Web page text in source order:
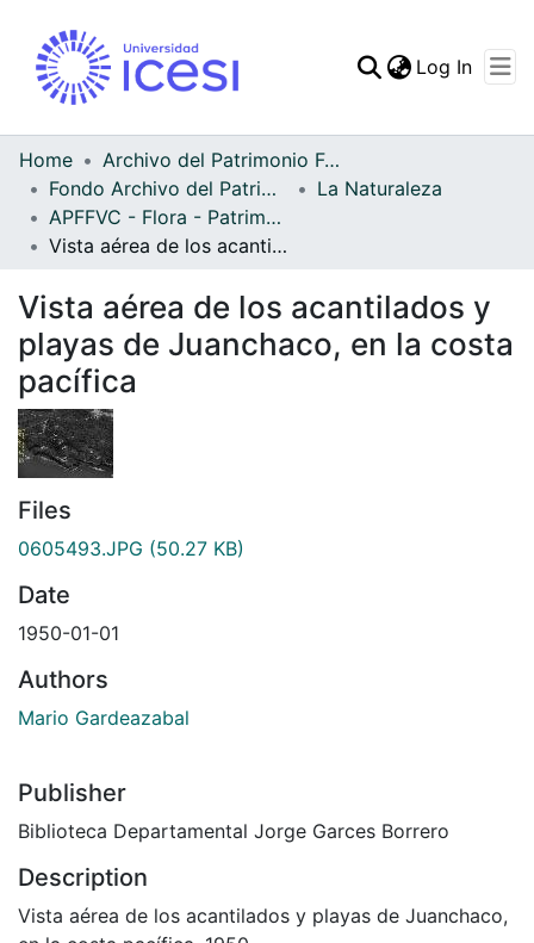
Statistics
Log In
Home
Archivo del Patrimonio Fotográfico y Fílmico del Valle del Cauca
Fondo Archivo del Patrimonio Fotográfico y Fílmico del Valle del Cauca
La Naturaleza
APFFVC - Flora - Patrimonial
Vista aérea de los acantilados y playas de Juanchaco, en la costa pacífica
Vista aérea de los acantilados y
playas de Juanchaco, en la costa
pacífica
Files
0605493.JPG (50.27 KB)
Date
1950-01-01
Authors
Mario Gardeazabal
Publisher
Biblioteca Departamental Jorge Garces Borrero
Description
Vista aérea de los acantilados y playas de Juanchaco,